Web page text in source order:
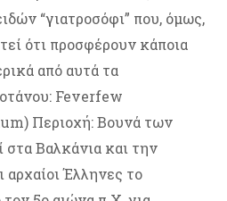
“γιατροσόφι” που, όμως,
ότι προσφέρουν κάποια
από αυτά τα
Feverfew
Περιοχή: Βουνά των
Βαλκάνια και την
Έλληνες το